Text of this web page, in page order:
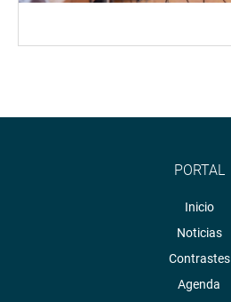
PORTAL
Inicio
Noticias
Contrastes
Agenda